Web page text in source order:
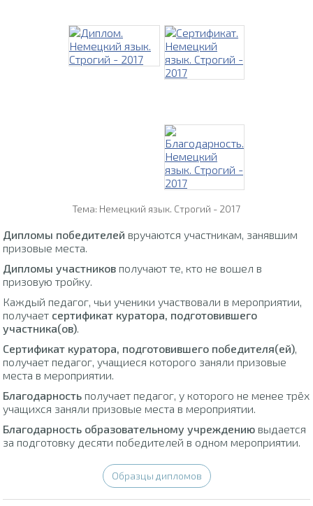
Тема: Немецкий язык. Строгий - 2017
Дипломы победителей вручаются участникам, занявшим
призовые места.
Дипломы участников получают те, кто не вошел в
призовую тройку.
Каждый педагог, чьи ученики участвовали в мероприятии,
получает сертификат куратора, подготовившего
участника(ов).
Сертификат куратора, подготовившего победителя(ей),
получает педагог, учащиеся которого заняли призовые
места в мероприятии.
Благодарность получает педагог, у которого не менее трёх
учащихся заняли призовые места в мероприятии.
Благодарность образовательному учреждению выдается
за подготовку десяти победителей в одном мероприятии.
Образцы дипломов